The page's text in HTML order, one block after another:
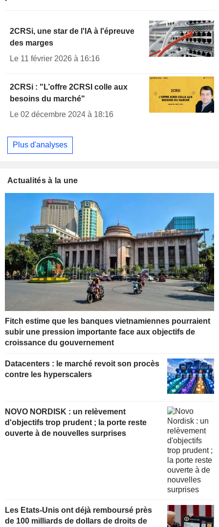
2CRSi, une star de l'IA à l'épreuve
des marges
Le 11 février 2026 à 16:16
2CRSi : "L’offre 2CRSI colle aux
besoins du marché"
Le 02 décembre 2024 à 18:16
Plus d'analyses
Actualités à la une
Fitch estime que les banques vietnamiennes pourraient
subir une pression importante face aux objectifs de
croissance du gouvernement
Datacenters : le marché revoit son procès
contre les hyperscalers
NOVO NORDISK : un relèvement
d'objectifs trop prudent ; la porte reste
ouverte à de nouvelles surprises
Les Etats-Unis ont déjà remboursé près
de 100 milliards de dollars de droits de